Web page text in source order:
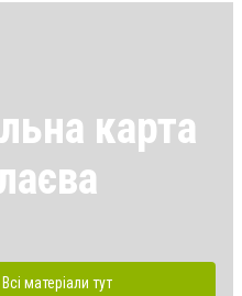
карта
Всі матеріали тут